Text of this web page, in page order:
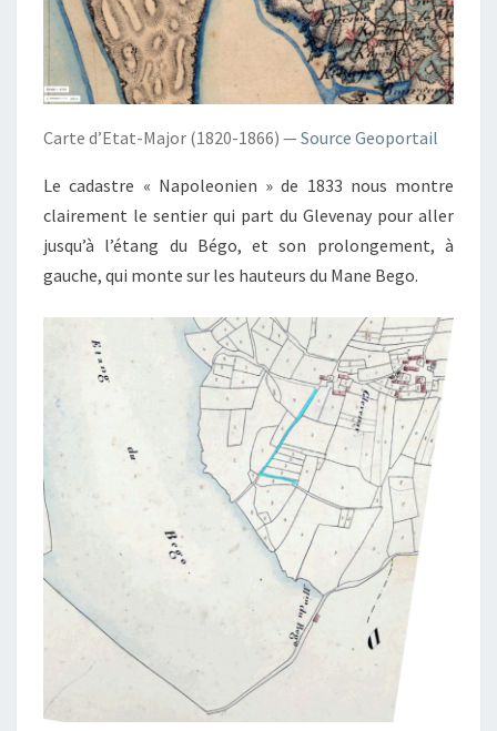
Carte d’Etat-Major (1820-1866) — Source Geoportail
Le cadastre « Napoleonien » de 1833 nous montre
clairement le sentier qui part du Glevenay pour aller
jusqu’à l’étang du Bégo, et son prolongement, à
gauche, qui monte sur les hauteurs du Mane Bego.